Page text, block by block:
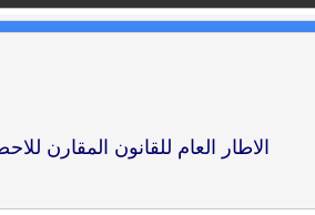
الاطار العام للقانون المقارن